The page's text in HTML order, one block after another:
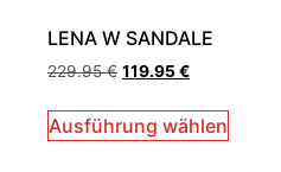
LENA W SANDALE
229.95€ 119.95€
Ausführung wählen